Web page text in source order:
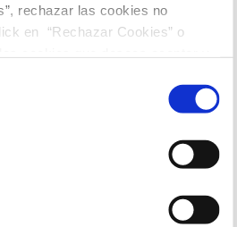
rechazar las cookies no
en “Rechazar Cookies” o